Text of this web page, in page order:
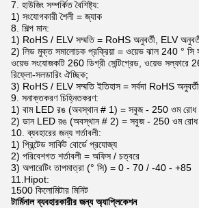
7. হাউজিং সম্পর্কিত বৈশিষ্ট্য:
1) সংযোগকারী শৈলী = জ্যাক
8. শিল্প মান:
1) RoHS / ELV সম্মতি = RoHS অনুবর্তী, ELV
2) লিড মুক্ত সমালোচক প্রক্রিয়া = ওয়েভ ঝাল 240 ° সি
ওয়েভ সংযোজকটি 260 ডিগ্রী সেন্টিগ্রেড, ওয়েভ সল্ফারে
রিফ্লো-সলডারিং ঐচ্ছিক;
3) RoHS / ELV সম্মতি ইতিহাস = সর্বদা RoHS
9. সনাক্তকরণ চিহ্নিতকরণ:
1) বাম LED রঙ (অবস্থান # 1) = সবুজ - 250 ওম রোধ
2) ডান LED রঙ (অবস্থান # 2) = সবুজ - 250 ওম রোধ
10. ব্যবহারের জন্য শর্তাবলী:
1) প্রিন্টেড সার্কিট বোর্ডে প্রযোজ্য
2) পরিবেশগত শর্তাবলী = অফিস / চত্বরে
3) অপারেটিং তাপমাত্রা (° সি) = 0 - 70 / -40 - +85
11.Hipot:
1500 কিলোমিটার মিনিট
টার্মিনাল ব্যবহারকারীর জন্য অ্যাপ্লিকেশন